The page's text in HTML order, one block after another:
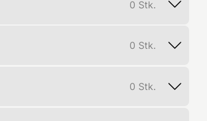
0 Stk.
0 Stk.
0 Stk.